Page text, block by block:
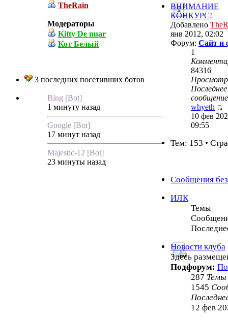
TheRain
Модераторы
Kitty De nuar
Кот Белый
3 последних посетивших ботов
Bing [Bot]
1 минуту назад
Google [Bot]
17 минут назад
Majestic-12 [Bot]
23 минуты назад
ВНИМАНИЕ
КОНКУРС!
Добавлено
янв 2012, 02:02
Форум: Сайт и
1
84316
Последнее
сообщение
whyeth
10 фев
09:55
Тем: 153 •
Сообщения без
ИЛК
Темы
Новости клуба
Здесь
Подфорум:
287 Темы
1545
12 фев